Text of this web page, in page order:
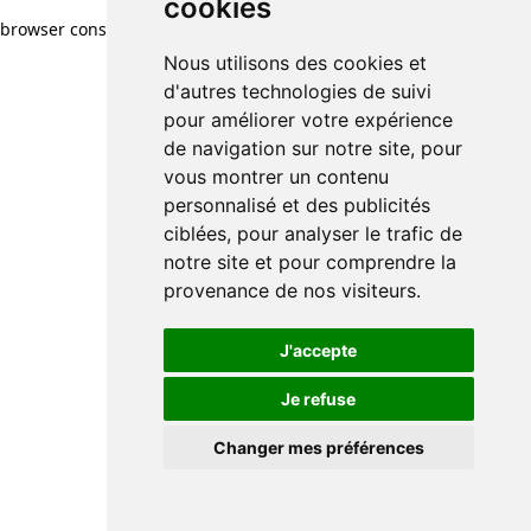
cookies
Nous utilisons des cookies et
d'autres technologies de suivi
pour améliorer votre expérience
de navigation sur notre site, pour
vous montrer un contenu
personnalisé et des publicités
ciblées, pour analyser le trafic de
notre site et pour comprendre la
provenance de nos visiteurs.
J'accepte
Je refuse
Changer mes préférences
browser console for more information)